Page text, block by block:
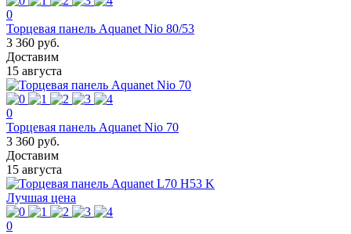
0
Торцевая панель Aquanet Nio 80/53
3 360 руб.
Доставим
15 августа
0
Торцевая панель Aquanet Nio 70
3 360 руб.
Доставим
15 августа
Лучшая цена
0